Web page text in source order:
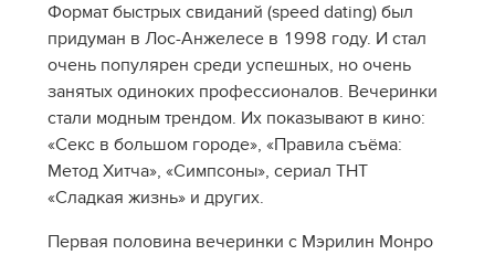
Формат быстрых свиданий (speed dating) был
придуман в Лос-Анжелесе в 1998 году. И стал
очень популярен среди успешных, но очень
занятых одиноких профес­си­о­на­лов. Вечеринки
стали модным трендом. Их показывают в кино:
«Секс в большом городе», «Правила съёма:
Метод Хитча», «Симпсоны», сериал ТНТ
«Сладкая жизнь» и других.
Первая половина вечеринки с Мэрилин Монро